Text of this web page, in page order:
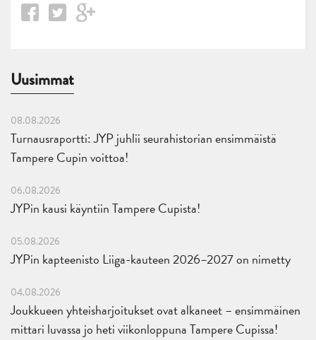
Uusimmat
08.08.2026
Turnausraportti: JYP juhlii seurahistorian ensimmäistä
Tampere Cupin voittoa!
06.08.2026
JYPin kausi käyntiin Tampere Cupista!
05.08.2026
JYPin kapteenisto Liiga-kauteen 2026–2027 on nimetty
04.08.2026
Joukkueen yhteisharjoitukset ovat alkaneet – ensimmäinen
mittari luvassa jo heti viikonloppuna Tampere Cupissa!